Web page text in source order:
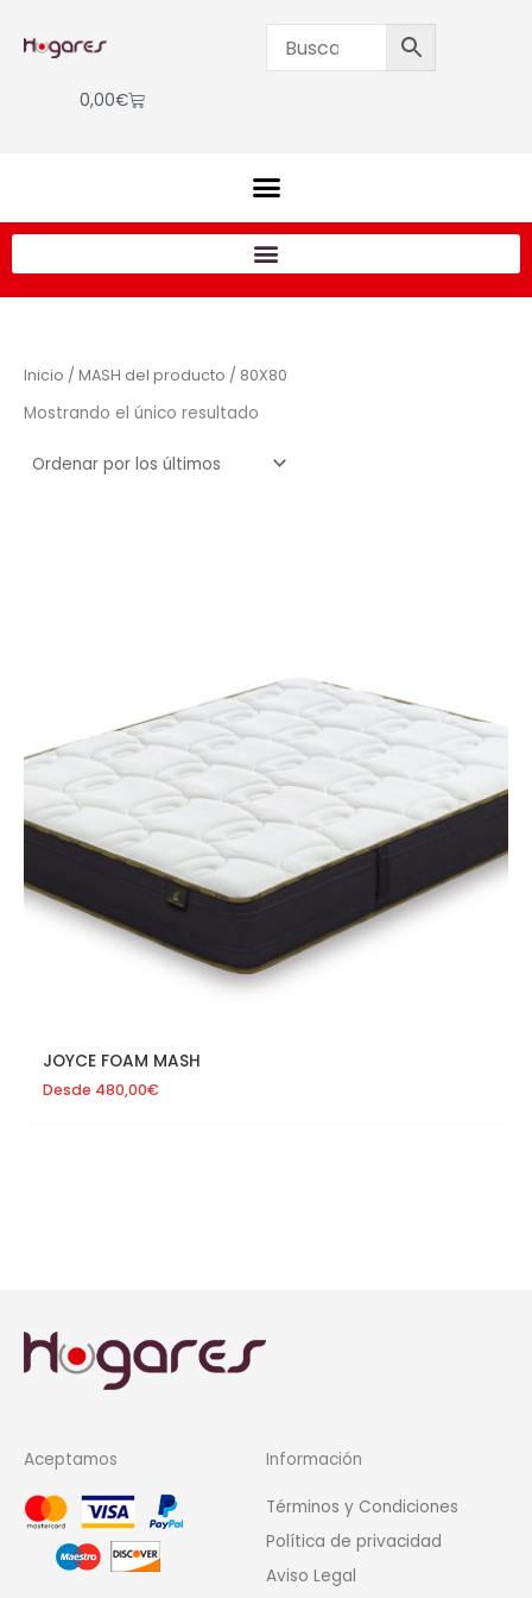
0,00€Cart
Inicio / MASH del producto / 80X80
Mostrando el único resultado
JOYCE FOAM MASH
Desde 480,00€
Aceptamos Información
Términos y Condiciones
Política de privacidad
Aviso Legal